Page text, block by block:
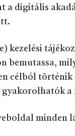
a digitális
kezelési
bemutassa,
célból történik
a
minden